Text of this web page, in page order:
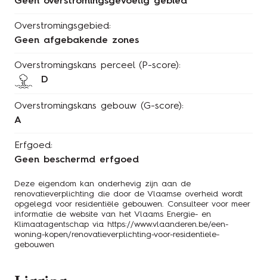
Overstromingsgebied:
Geen afgebakende zones
Overstromingskans perceel (P-score):
D
Overstromingskans gebouw (G-score):
A
Erfgoed:
Geen beschermd erfgoed
Deze eigendom kan onderhevig zijn aan de
renovatieverplichting die door de Vlaamse overheid wordt
opgelegd voor residentiële gebouwen. Consulteer voor meer
informatie de website van het Vlaams Energie- en
Klimaatagentschap via https://www.vlaanderen.be/een-
woning-kopen/renovatieverplichting-voor-residentiele-
gebouwen